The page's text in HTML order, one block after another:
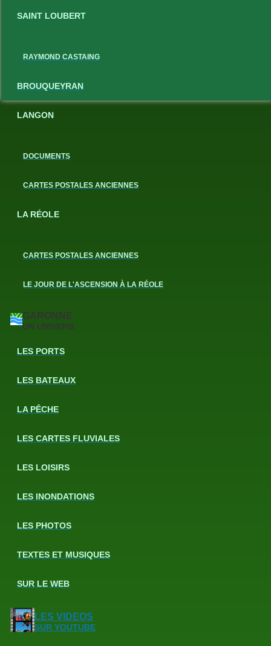
SAINT LOUBERT
RAYMOND CASTAING
BROUQUEYRAN
LANGON
DOCUMENTS
CARTES POSTALES ANCIENNES
LA RÉOLE
CARTES POSTALES ANCIENNES
LE JOUR DE L'ASCENSION À LA RÉOLE
GARONNE
UN UNIVERS
LES PORTS
LES BATEAUX
LA PÊCHE
LES CARTES FLUVIALES
LES LOISIRS
LES INONDATIONS
LES PHOTOS
TEXTES ET MUSIQUES
SUR LE WEB
LES VIDEOS
SUR YOUTUBE